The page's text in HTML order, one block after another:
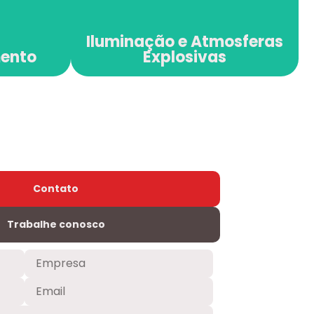
Iluminação e Atmosferas
Explosivas
Contato
Trabalhe conosco